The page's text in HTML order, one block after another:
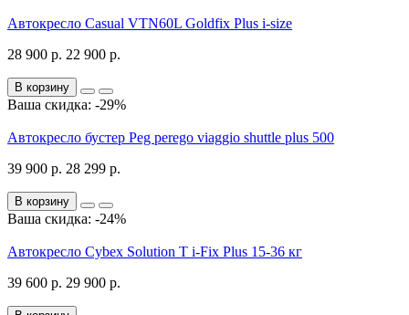
Автокресло Casual VTN60L Goldfix Plus i-size
28 900 р. 22 900 р.
В корзину
Ваша скидка: -29%
Автокресло бустер Peg perego viaggio shuttle plus 500
39 900 р. 28 299 р.
В корзину
Ваша скидка: -24%
Автокресло Cybex Solution T i-Fix Plus 15-36 кг
39 600 р. 29 900 р.